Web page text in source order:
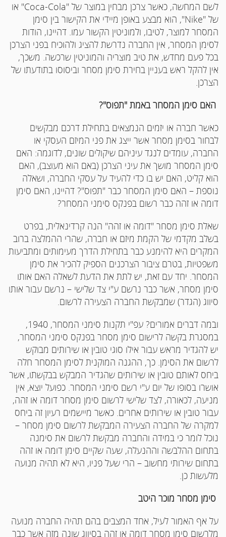
לשם המחשה, כאשר צרכן מבחין במוצר של "Coca-Cola" או
של "Nike", הוא מבצע באופן מיידי את הקישור בין סימן
המסחר למוצר, לטיבו, ולמוניטין הקשור עמו. דהיינו, הודות
לסימן המסחר, אין החברה נדרשת להציג ולהוכיח בפני הצרכן
בכל פעם מחדש, את טיב מוצריה והמוניטין שרכשה. משכך,
אין להקל ראש בעניין בחירת סימן מסחר וביסוסו בתודעתו של
הצרכן.
האם סימן המסחר באמת "תפוס"?
כאשר חברה או יזמים הנמצאים בתחילת דרכם מבקשים
לבחור בסימן מסחר אשר ייצג את פני המיזם העסקי או
החברה, עומדים לנגד עיניהם שיקולים שונים, לדוגמה: האם
סימן המסחר מושך את עיני הצרכן (באם הוא מעוצב), האם
הוא קליט, האם יש בו כדי להעיד על עסקי החברה, ושאלה
נוספת – האם סימן המסחר כבר "תפוס"? דהיינו, האם סימן
דומה או זהה כבר רשום בפנקס סימני המסחר?
שאלת סימן מסחר "דומה או זהה" הנה קרדינאלית, בפרט
בשלב מקדמי של הקמת מיזם או חברה, שהרי ההמלצה ברוב
המקרים היא להימנע כבר בתחילת הדרך מעימותים ומתביעות
משפטיות, בטרם ציבור הצרכנים הספיק להכיר את סימן
המסחר. יחד עם זאת, יש לתת את הדעת לשאלה האם אותו
סימן מסחר, אשר כבר נרשם ע"י צד שלישי – נרשם עבור אותו
סיווג (הגדר) שמבקשת החברה הצעירה לרשום.
ובמה דברים אמורים? עפ"י תקנות סימני המסחר, 1940,
במסגרת בקשה לרישום סימן מסחר בפנקס סימני המסחר,
יש להגדיר מראש עבור אילו סוגי טובין או שירותים מבוקש
לרשום את הסימן. כך, ההגנה המוקנית לסימן המסחר חלה
ביחס לאותם טובין או שירותים שהגדיר המבקש בבקשתו, אשר
אושרו בסופו של יום ע"י רשם סימני המסחר. כפועל יוצא, אין
מניעה, לכאורה, לצד שלישי לרשום סימן מסחר דומה או זהה,
עבור טובין או שירותים אחרים. כאשר מיישמים רעיון זה ביחס
למקרה של החברה הצעירה המבקשת לרשום סימן מסחר –
נוכל לומר כי במידה והחברה מבקשת לרשום את סימנה
בתחום ההלבשה וההנעלה, שעה שקיים סימן דומה או זהה
בתחום שירותי מחשוב – הרי שעל פניו, היא לא תהיה מנועה
מלעשות כן.
סימן מסחר מוכר היטב
על אף האמור לעיל, אחד המצבים בהם תהיה החברה מנועה
מלרשום סימן מסחר דומה או זהה בסיווג שונה מזה אשר כבר